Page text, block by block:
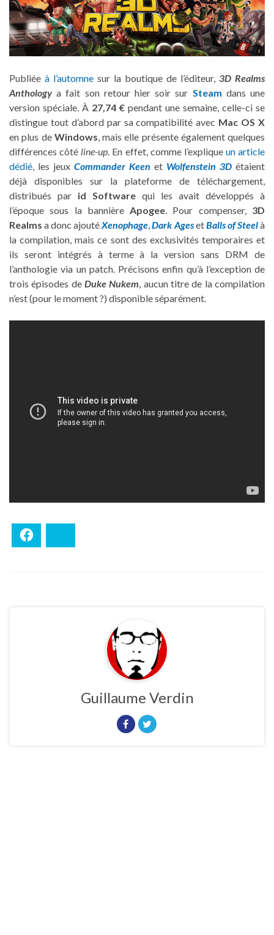
Publiée à l’automne sur la boutique de l’éditeur, 3D Realms
Anthologya fait son retour hier soir sur Steam dans une
version spéciale. À 27,74 € pendant une semaine, celle-ci se
distingue tout d’abord par sa compatibilité avec Mac OS X
en plus de Windows, mais elle présente également quelques
différences côté line-up. En effet, comme l’explique un article
dédié, les jeux Commander Keen et Wolfenstein 3D étaient
déjà disponibles sur la plateforme de téléchargement,
distribués par id Software qui les avait développés à
l’époque sous la bannièreApogee. Pour compenser, 3D
Realms a donc ajoutéXenophage,Dark AgesetBalls of Steelà
la compilation, mais ce sont des exclusivités temporaires et
ils seront intégrés à terme à la version sans DRM de
l’anthologie via un patch. Précisons enfin qu’à l’exception de
trois épisodes de Duke Nukem, aucun titre de la compilation
n’est (pour le moment ?) disponible séparément.
Guillaume Verdin